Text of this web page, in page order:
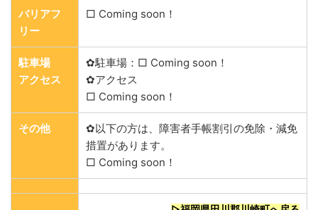
バリアフ
リー
□ Coming soon！
駐車場
アクセス
✿駐車場：□ Coming soon！
✿アクセス
□ Coming soon！
その他
✿以下の方は、障害者手帳割引の免除・減免
措置があります。
□ Coming soon！